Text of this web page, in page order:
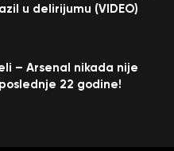
u delirijumu (VIDEO)
– Arsenal nikada nije
22 godine!